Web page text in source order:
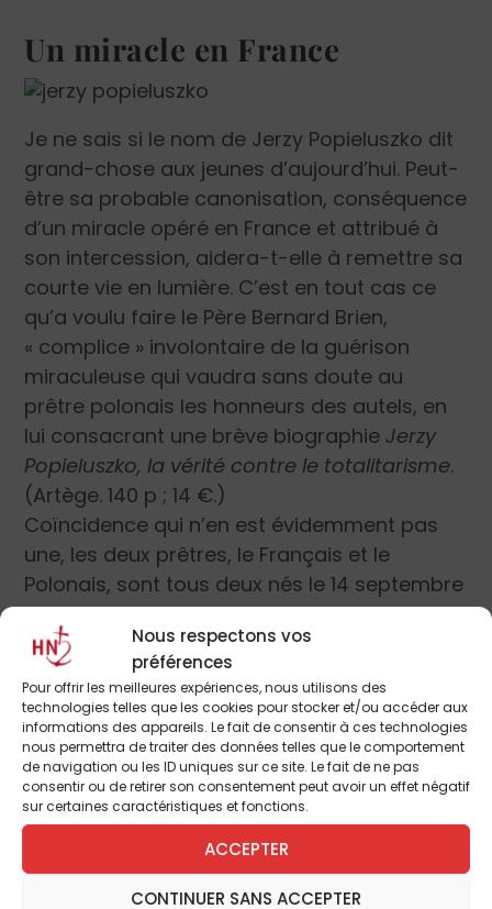
Nous respectons vos
préférences
Pour offrir les meilleures expériences, nous utilisons des
technologies telles que les cookies pour stocker et/ou accéder aux
informations des appareils. Le fait de consentir à ces technologies
nous permettra de traiter des données telles que le comportement
de navigation ou les ID uniques sur ce site. Le fait de ne pas
consentir ou de retirer son consentement peut avoir un effet négatif
sur certaines caractéristiques et fonctions.
ACCEPTER
CONTINUER SANS ACCEPTER
Un miracle en France
Je ne sais si le nom de Jerzy Popieluszko dit
grand-chose aux jeunes d’aujourd’hui. Peut-
être sa probable canonisation, conséquence
d’un miracle opéré en France et attribué à
son intercession, aidera-t-elle à remettre sa
courte vie en lumière. C’est en tout cas ce
qu’a voulu faire le Père Bernard Brien,
« complice » involontaire de la guérison
miraculeuse qui vaudra sans doute au
prêtre polonais les honneurs des autels, en
lui consacrant une brève biographieJerzy
Popieluszko, la vérité contre le totalitarisme.
(Artège. 140 p ; 14 €.)
Coïncidence qui n’en est évidemment pas
une, les deux prêtres, le Français et le
Polonais, sont tous deux nés le 14 septembre
1947, et c’est encore un 14 septembre, il y a
cinq ans, qu’appelé en urgence au chevet
d’un agonisant dans un hôpital de la
banlieue parisienne, le Père Brien, très
attaché à Jerzy, eut l’idée, alors qu’il donnait
les derniers sacrements, de l’appeler au
secours. Un quart d’heure après, le mourant
sortait du coma ; le lendemain, il était
debout, et, à dix jours de là, chez lui, guéri du
cancer qui le dévorait …